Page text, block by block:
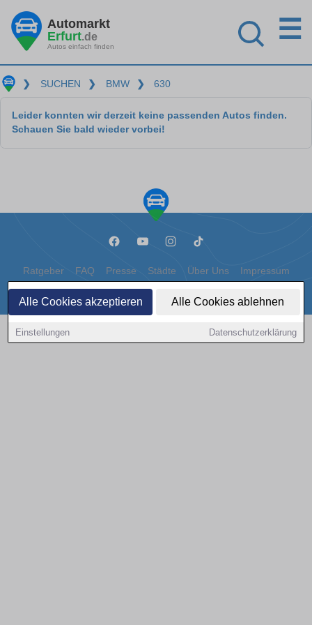
Alle Cookies akzeptieren Alle Cookies ablehnen
Einstellungen Datenschutzerklärung
Automarkt
Erfurt.de
Autos einfach finden
☰
❯ SUCHEN ❯ BMW ❯ 630
Leider konnten wir derzeit keine passenden Autos finden.
Schauen Sie bald wieder vorbei!
Ratgeber FAQ Presse Städte Über Uns Impressum
Datenschutz Cookies
Copyright © 2000 - 2026 | 1A Infosysteme GmbH | Content by: 1a-sites-autos